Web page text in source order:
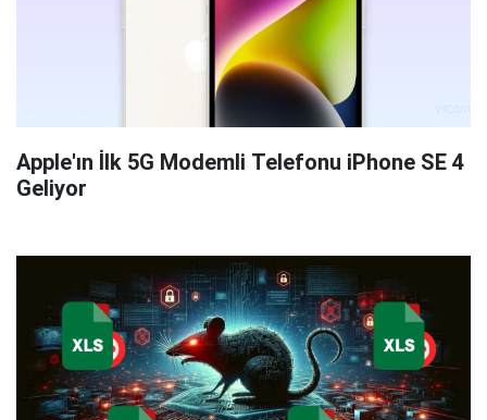
Apple'ın İlk 5G Modemli Telefonu iPhone SE 4
Geliyor